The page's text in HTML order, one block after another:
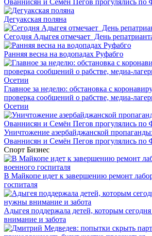
Ованнисян и Семён Пегов прогулялись по
Дегуакская поляна
Сегодня Адыгея отмечает День
Ранняя весна на водопадах Руфабго
Главное за неделю: обстановка с
проверка сообщений о рабстве, медиа-
Осетии
Уничтожение азербайджанской
Ованнисян и Семён Пегов прогулялись по
Спорт Бизнес
В Майкопе идет к завершению ремонт
госпиталя
Адыгея поддержала детей, которым
внимание и забота